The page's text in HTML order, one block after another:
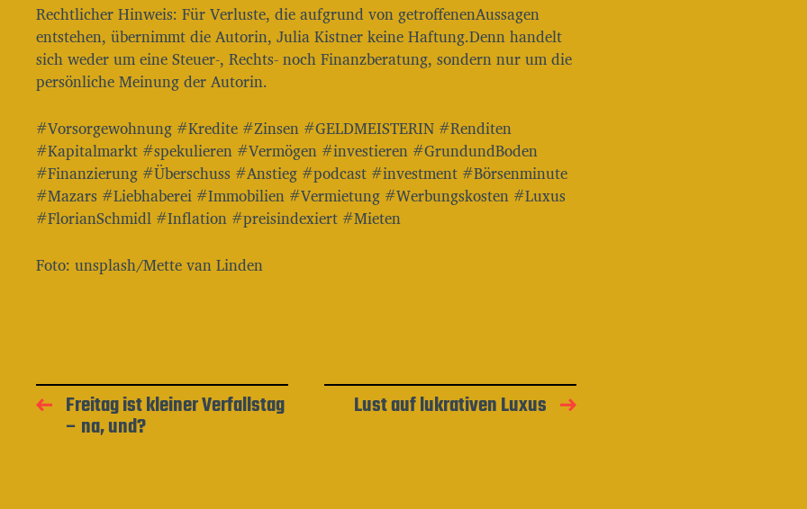
.
Rechtlicher Hinweis: Für Verluste, die aufgrund von getroffenenAussagen
entstehen, übernimmt die Autorin, Julia Kistner keine Haftung.Denn handelt
sich weder um eine Steuer-, Rechts- noch Finanzberatung, sondern nur um die
persönliche Meinung der Autorin.
#Vorsorgewohnung #Kredite #Zinsen #GELDMEISTERIN #Renditen
#Kapitalmarkt #spekulieren #Vermögen #investieren #GrundundBoden
#Finanzierung #Überschuss #Anstieg #podcast #investment #Börsenminute
#Mazars #Liebhaberei #Immobilien #Vermietung #Werbungskosten #Luxus
#FlorianSchmidl #Inflation #preisindexiert #Mieten
Foto: unsplash/Mette van Linden
Freitag ist kleiner Verfallstag
– na, und?
Lust auf lukrativen Luxus